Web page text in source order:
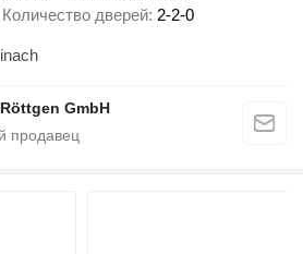
Количество дверей 2-2-0
GmbH